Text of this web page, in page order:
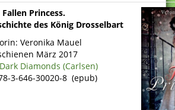
Fallen Princess.
des König Drosselbart
Veronika Mauel
März 2017
Dark Diamonds (Carlsen)
3-646-30020-8 (epub)